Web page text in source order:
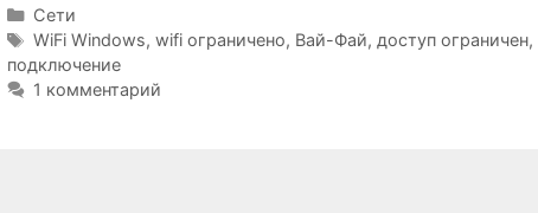
Рубрики
Сети
Метки
WiFi Windows, wifi ограничено, Вай-Фай, доступ ограничен,
подключение
1 комментарий